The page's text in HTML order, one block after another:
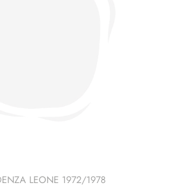
LEONE 1972/1978